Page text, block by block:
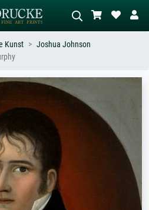
Beschreiben Sie die Szene – z.B. Grüne
Wiese, Abstrakt mit viel Rot, Dunkles
Ölgemälde, Stehender Akt neben einem
Kunst
Joshua Johnson